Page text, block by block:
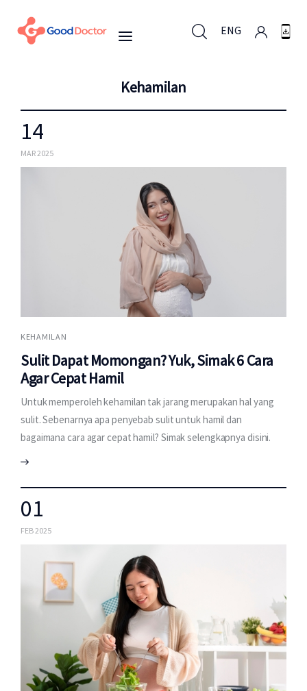
ENG
Mengapa Good Doctor
Kehamilan
14
MAR 2025
KEHAMILAN
Sulit Dapat Momongan? Yuk, Simak 6 Cara
Agar Cepat Hamil
Untuk memperoleh kehamilan tak jarang merupakan hal yang
sulit. Sebenarnya apa penyebab sulit untuk hamil dan
bagaimana cara agar cepat hamil? Simak selengkapnya disini.
01
FEB 2025